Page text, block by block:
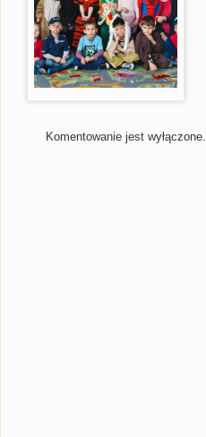
Komentowanie jest wyłączone.